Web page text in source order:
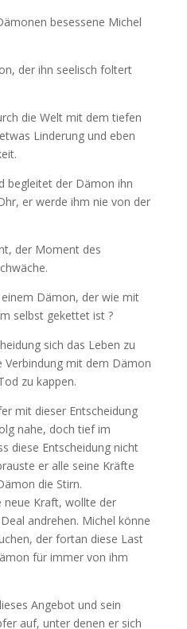
besessene Michel
der ihn seelisch foltert
die Welt mit dem tiefen
Linderung und eben
begleitet der Dämon ihn
er werde ihm nie von der
der Moment des
Dämon, der wie mit
selbst gekettet ist ?
sich das Leben zu
Verbindung mit dem Dämon
zu kappen.
mit dieser Entscheidung
nahe, doch tief im
diese Entscheidung nicht
er alle seine Kräfte
die Stirn.
neue Kraft, wollte der
andrehen. Michel könne
der fortan diese Last
für immer von ihm
Angebot und sein
auf, unter denen er sich